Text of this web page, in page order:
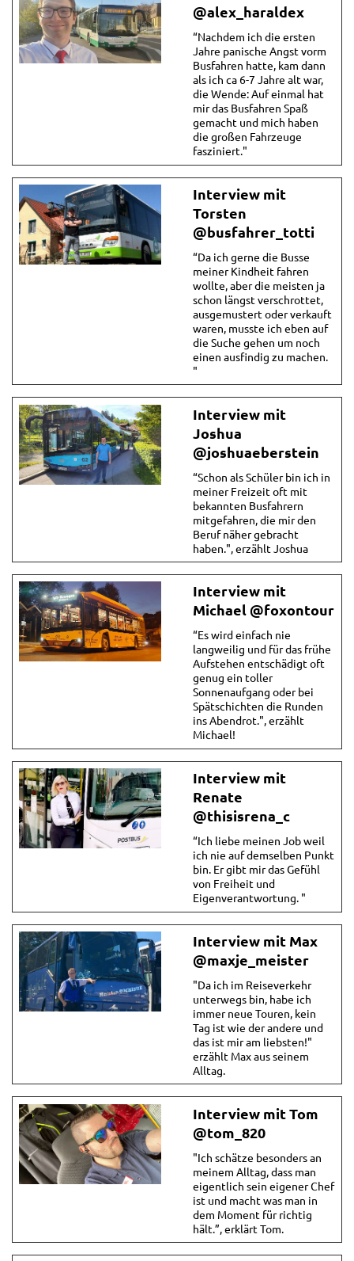
@alex_haraldex
“Nachdem ich die ersten
Jahre panische Angst vorm
Busfahren hatte, kam dann
als ich ca 6-7 Jahre alt war,
die Wende: Auf einmal hat
mir das Busfahren Spaß
gemacht und mich haben
die großen Fahrzeuge
fasziniert."
Interview mit
Torsten
@busfahrer_totti
“Da ich gerne die Busse
meiner Kindheit fahren
wollte, aber die meisten ja
schon längst verschrottet,
ausgemustert oder verkauft
waren, musste ich eben auf
die Suche gehen um noch
einen ausfindig zu machen.
"
Interview mit
Joshua
@joshuaeberstein
“Schon als Schüler bin ich in
meiner Freizeit oft mit
bekannten Busfahrern
mitgefahren, die mir den
Beruf näher gebracht
haben.", erzählt Joshua
Interview mit
Michael @foxontour
“Es wird einfach nie
langweilig und für das frühe
Aufstehen entschädigt oft
genug ein toller
Sonnenaufgang oder bei
Spätschichten die Runden
ins Abendrot.", erzählt
Michael!
Interview mit
Renate
@thisisrena_c
“Ich liebe meinen Job weil
ich nie auf demselben Punkt
bin. Er gibt mir das Gefühl
von Freiheit und
Eigenverantwortung. "
Interview mit Max
@maxje_meister
"Da ich im Reiseverkehr
unterwegs bin, habe ich
immer neue Touren, kein
Tag ist wie der andere und
das ist mir am liebsten!"
erzählt Max aus seinem
Alltag.
Interview mit Tom
@tom_820
"Ich schätze besonders an
meinem Alltag, dass man
eigentlich sein eigener Chef
ist und macht was man in
dem Moment für richtig
hält.”, erklärt Tom.